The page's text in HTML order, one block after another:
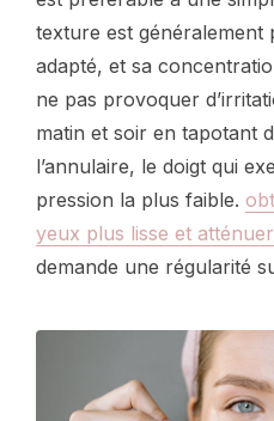
texture est généralement
adapté, et sa
ne pas provoquer
matin et soir en tapotant
l’annulaire, le doigt qui
pression la plus faible.
yeux plus lisse et atténuer
demande une régularité